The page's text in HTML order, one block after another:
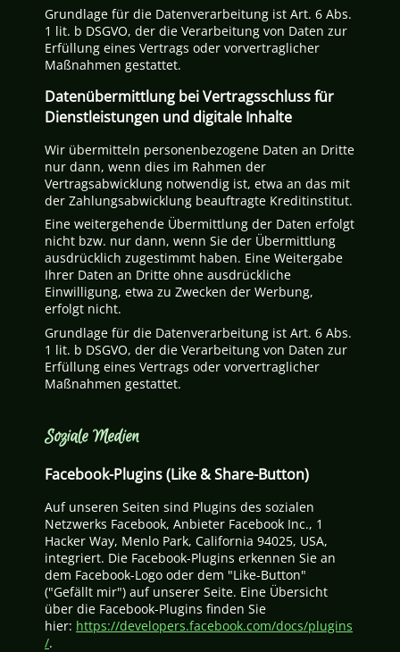
Grundlage für die Datenverarbeitung ist Art. 6 Abs.
1 lit. b DSGVO, der die Verarbeitung von Daten zur
Erfüllung eines Vertrags oder vorvertraglicher
Maßnahmen gestattet.
Datenübermittlung bei Vertragsschluss für
Dienstleistungen und digitale Inhalte
Wir übermitteln personenbezogene Daten an Dritte
nur dann, wenn dies im Rahmen der
Vertragsabwicklung notwendig ist, etwa an das mit
der Zahlungsabwicklung beauftragte Kreditinstitut.
Eine weitergehende Übermittlung der Daten erfolgt
nicht bzw. nur dann, wenn Sie der Übermittlung
ausdrücklich zugestimmt haben. Eine Weitergabe
Ihrer Daten an Dritte ohne ausdrückliche
Einwilligung, etwa zu Zwecken der Werbung,
erfolgt nicht.
Grundlage für die Datenverarbeitung ist Art. 6 Abs.
1 lit. b DSGVO, der die Verarbeitung von Daten zur
Erfüllung eines Vertrags oder vorvertraglicher
Maßnahmen gestattet.
Soziale Medien
Facebook-Plugins (Like & Share-Button)
Auf unseren Seiten sind Plugins des sozialen
Netzwerks Facebook, Anbieter Facebook Inc., 1
Hacker Way, Menlo Park, California 94025, USA,
integriert. Die Facebook-Plugins erkennen Sie an
dem Facebook-Logo oder dem "Like-Button"
("Gefällt mir") auf unserer Seite. Eine Übersicht
über die Facebook-Plugins finden Sie
hier: https://developers.facebook.com/docs/plugins
/.